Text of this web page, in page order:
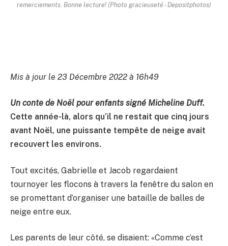
remerciements. Bonne lecture! (Photo gracieuseté - Depositphotos)
Mis à jour le 23 Décembre 2022 à 16h49
Un conte de Noël pour enfants signé Micheline Duff.
Cette année-là, alors qu’il ne restait que cinq jours
avant Noël, une puissante tempête de neige avait
recouvert les environs.
Tout excités, Gabrielle et Jacob regardaient
tournoyer les flocons à travers la fenêtre du salon en
se promettant d’organiser une bataille de balles de
neige entre eux.
Les parents de leur côté, se disaient: «Comme c’est